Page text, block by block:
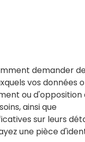
demander
vos données
ou d'opposition
ainsi que
sur leurs
une pièce